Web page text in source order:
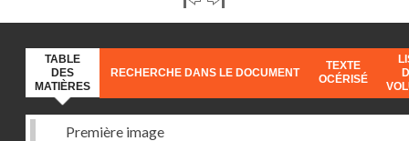
TABLE
DES
MATIÈRES
RECHERCHE DANS LE DOCUMENT
TEXTE
OCÉRISÉ
Première image